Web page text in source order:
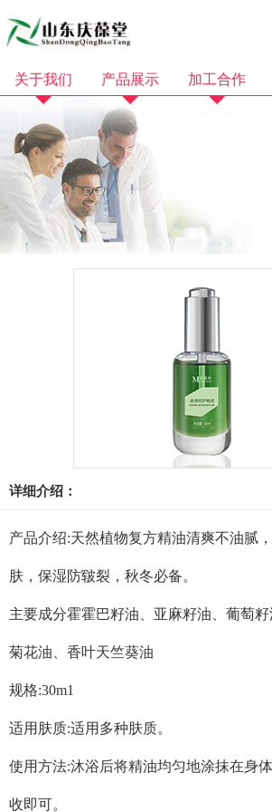
关于我们
企业资质
品牌故事
产品视频
产品展示
化妆品
保健食品
加工合作
膏霜加工
乳液加工
洁面卸妆加工
隔离防晒加工
详细介绍：
产品介绍:天然植物复方精油清爽不油腻
肤，保湿防皲裂，秋冬必备。
主要成分霍霍巴籽油、亚麻籽油、葡萄
菊花油、香叶天竺葵油
规格:30m1
适用肤质:适用多种肤质。
使用方法:沐浴后将精油均匀地涂抹在身
收即可。